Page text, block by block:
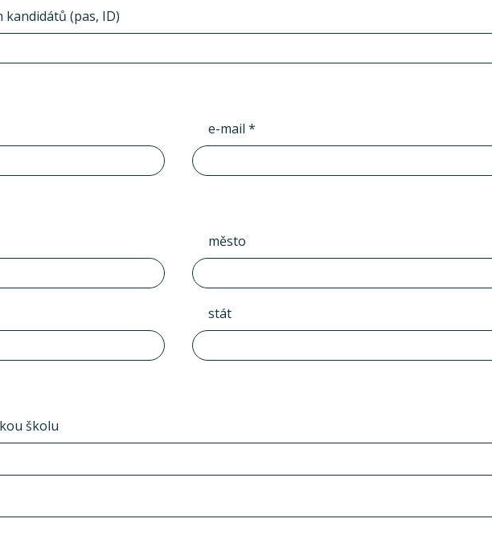
kandidátů (pas, ID)
e-mail *
město
stát
školu